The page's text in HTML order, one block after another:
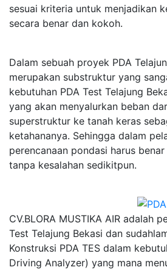
sesuai kriteria untuk menjadikan
secara benar dan kokoh.
Dalam sebuah proyek PDA
merupakan substruktur yang
kebutuhan PDA Test Telajung
yang akan menyalurkan beban
superstruktur ke tanah keras
ketahananya. Sehingga dalam
perencanaan pondasi harus
tanpa kesalahan sedikitpun.
CV.BLORA MUSTIKA AIR adalah
Test Telajung Bekasi dan
Konstruksi PDA TES dalam
Driving Analyzer) yang mana